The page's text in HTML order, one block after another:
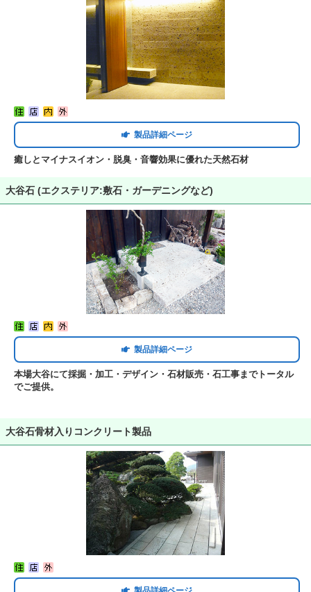
製品詳細ページ
癒しとマイナスイオン・脱臭・音響効果に優れた天然石材
大谷石 (エクステリア:敷石・ガーデニングなど)
製品詳細ページ
本場大谷にて採掘・加工・デザイン・石材販売・石工事までトータル
でご提供。
大谷石骨材入りコンクリート製品